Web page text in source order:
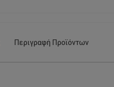
Περιγραφή Προϊόντων